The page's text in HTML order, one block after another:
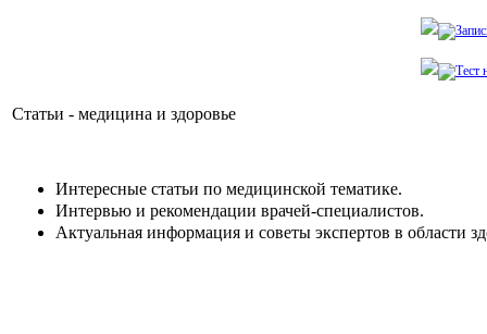
Статьи - медицина и здоровье
Интересные статьи по медицинской тематике.
Интервью и рекомендации врачей-специалистов.
Актуальная информация и советы экспертов в области